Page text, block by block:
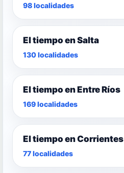
98 localidades
El tiempo en Salta
130 localidades
El tiempo en Entre Ríos
169 localidades
El tiempo en Corrientes
77 localidades